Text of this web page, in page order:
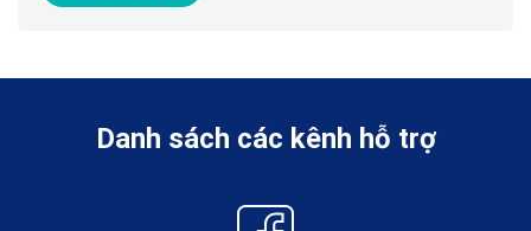
Danh sách các kênh hỗ trợ